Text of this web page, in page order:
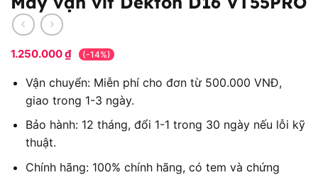
1.250.000₫ (-14%)
Vận chuyển: Miễn phí cho đơn từ 500.000 VNĐ,
giao trong 1-3 ngày.
Bảo hành: 12 tháng, đổi 1-1 trong 30 ngày nếu lỗi kỹ
thuật.
Chính hãng: 100% chính hãng, có tem và chứng